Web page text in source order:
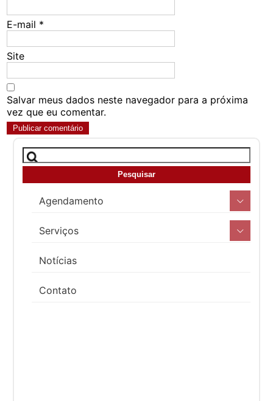
E-mail *
Site
Salvar meus dados neste navegador para a próxima
vez que eu comentar.
Agendamento
Serviços
Notícias
Contato